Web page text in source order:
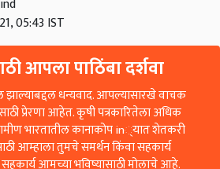
05:43 IST
आपला पाठिंबा दर्शवा
झाल्याबद्दल धन्यवाद. आपल्यासारखे वाचक
प्रेरणा आहेत. कृषी पत्रकारितेला अधिक
भारतातील कानाकोप in्यात शेतकरी
आम्हाला तुमचे समर्थन किंवा सहकार्य
आमच्या भविष्यासाठी मोलाचे आहे.